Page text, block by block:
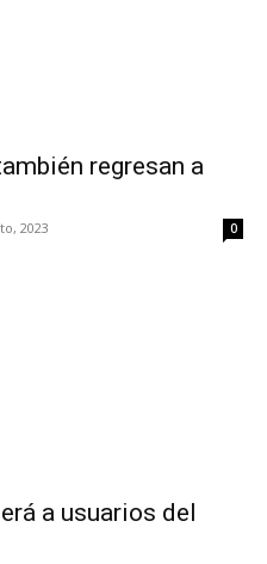
regresan a
2023 0
a usuarios del